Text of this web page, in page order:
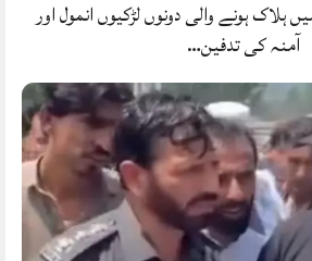
ہلاک ہونے والی دونوں لڑکیوں انمول اور
آمنہ کی تدفین…